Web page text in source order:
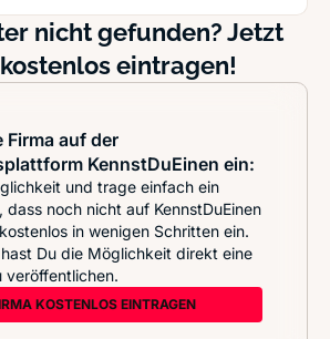
nicht gefunden? Jetzt
eintragen!
Firma auf der
KennstDuEinen ein:
und trage einfach ein
dass noch nicht auf KennstDuEinen
in wenigen Schritten ein.
Du die Möglichkeit direkt eine
veröffentlichen.
KOSTENLOS EINTRAGEN